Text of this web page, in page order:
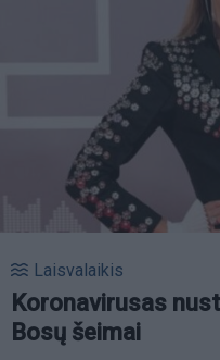
Laisvalaikis
Koronavirusas
Bosų šeimai